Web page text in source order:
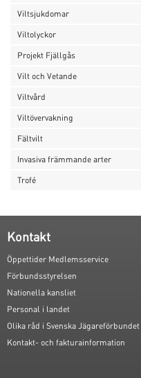
Viltsjukdomar
Viltolyckor
Projekt Fjällgås
Vilt och Vetande
Viltvård
Viltövervakning
Fältvilt
Invasiva främmande arter
Trofé
Kontakt
Öppettider Medlemsservice
Förbundsstyrelsen
Nationella kansliet
Personal i landet
Olika råd i Svenska Jägareförbundet
Kontakt- och fakturainformation